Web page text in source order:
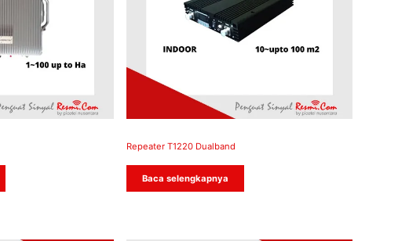
Repeater T1220 Dualband
Baca selengkapnya